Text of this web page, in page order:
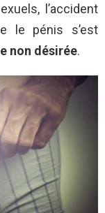
l’accident
le pénis s’est
non désirée.